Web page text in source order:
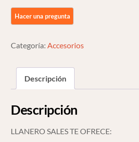
Categoría:Accesorios
Descripción
Descripción
LLANERO SALES TE OFRECE: